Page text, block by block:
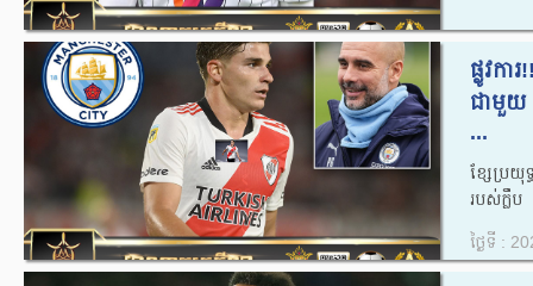
ផ្លូវក
ជាមួយ
...
ខ្សែប្រ
របស់ក្លឹប
ថ្ងៃទី :